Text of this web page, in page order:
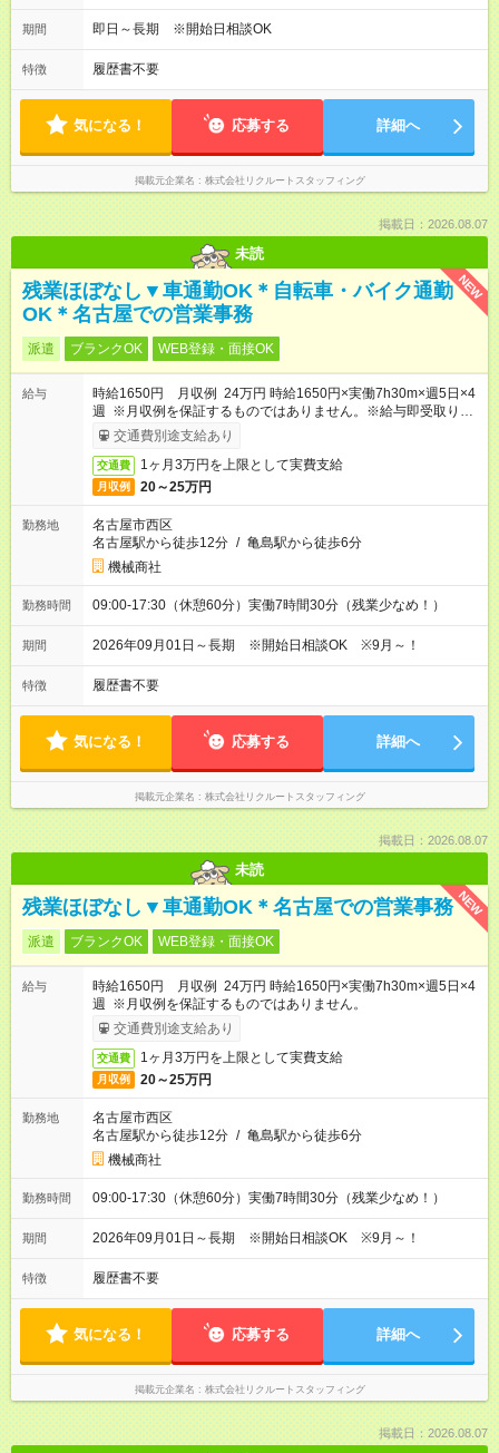
期間 即日～長期 ※開始日相談OK
特徴 履歴書不要
気になる！ 応募する 詳細へ
掲載元企業名 株式会社リクルートスタッフィング
掲載日：2026.08.07
未読
NEW
残業ほぼなし▼車通勤OK＊自転車・バイク通勤
OK＊名古屋での営業事務
派遣 ブランクOK WEB登録・面接OK
給与
時給1650円 月収例 24万円 時給1650円×実働7h30m×週5日×4
週 ※月収例を保証するものではありません。※給与即受取りサ
ービス利用可（利用条件有）
交通費別途支給あり
交通費 1ヶ月3万円を上限として実費支給
月収例 20～25万円
勤務地
名古屋市西区
名古屋駅から徒歩12分 / 亀島駅から徒歩6分
機械商社
勤務時間 09:00-17:30（休憩60分）実働7時間30分（残業少なめ！）
期間 2026年09月01日～長期 ※開始日相談OK ※9月～！
特徴 履歴書不要
気になる！ 応募する 詳細へ
掲載元企業名 株式会社リクルートスタッフィング
掲載日：2026.08.07
未読
NEW
残業ほぼなし▼車通勤OK＊名古屋での営業事務
派遣 ブランクOK WEB登録・面接OK
給与
時給1650円 月収例 24万円 時給1650円×実働7h30m×週5日×4
週 ※月収例を保証するものではありません。
交通費別途支給あり
交通費 1ヶ月3万円を上限として実費支給
月収例 20～25万円
勤務地
名古屋市西区
名古屋駅から徒歩12分 / 亀島駅から徒歩6分
機械商社
勤務時間 09:00-17:30（休憩60分）実働7時間30分（残業少なめ！）
期間 2026年09月01日～長期 ※開始日相談OK ※9月～！
特徴 履歴書不要
気になる！ 応募する 詳細へ
掲載元企業名 株式会社リクルートスタッフィング
掲載日：2026.08.07